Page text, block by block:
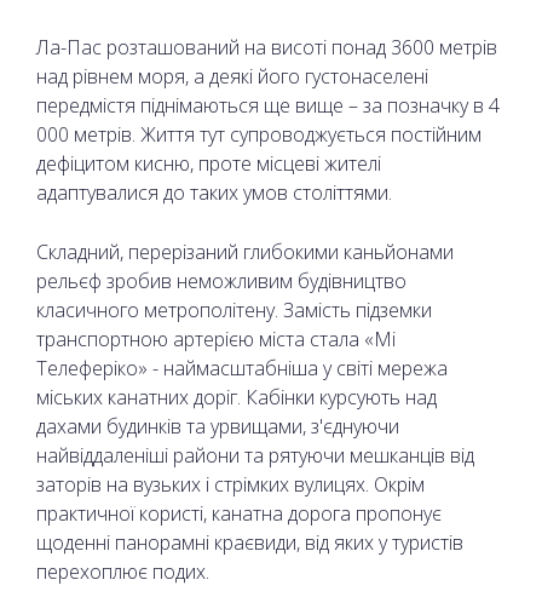
Ла-Пас розташований на висоті понад 3600 метрів
над рівнем моря, а деякі його густонаселені
передмістя піднімаються ще вище – за позначку в 4
000 метрів. Життя тут супроводжується постійним
дефіцитом кисню, проте місцеві жителі
адаптувалися до таких умов століттями.
Складний, перерізаний глибокими каньйонами
рельєф зробив неможливим будівництво
класичного метрополітену. Замість підземки
транспортною артерією міста стала «Мі
Телеферіко» - наймасштабніша у світі мережа
міських канатних доріг. Кабінки курсують над
дахами будинків та урвищами, з'єднуючи
найвіддаленіші райони та рятуючи мешканців від
заторів на вузьких і стрімких вулицях. Окрім
практичної користі, канатна дорога пропонує
щоденні панорамні краєвиди, від яких у туристів
перехоплює подих.